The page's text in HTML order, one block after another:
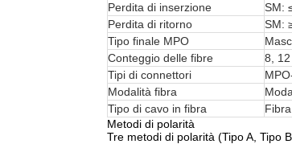
Perdita di inserzione
SM:
Perdita di ritorno
SM:
Tipo finale MPO
Conteggio delle fibre
8,
Tipi di connettori
Modalità fibra
Tipo di cavo in fibra
Metodi di polarità
Tre metodi di polarità (Tipo A, Tipo